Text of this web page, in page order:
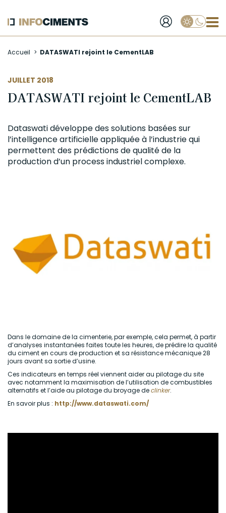
au
principal
Accueil DATASWATI rejoint le CementLAB
JUILLET 2018
DATASWATI rejoint le CementLAB
Dataswati développe des solutions basées sur
l’intelligence artificielle appliquée à l’industrie qui
permettent des prédictions de qualité de la
production d’un process industriel complexe.
Dans le domaine de la cimenterie, par exemple, cela permet, à partir
d’analyses instantanées faites toute les heures, de prédire la qualité
du ciment en cours de production et sa résistance mécanique 28
jours avant sa sortie d’usine.
Ces indicateurs en temps réel viennent aider au pilotage du site
avec notamment la maximisation de l’utilisation de combustibles
alternatifs et l’aide au pilotage du broyage declinker.
En savoir plus : http://www.dataswati.com/